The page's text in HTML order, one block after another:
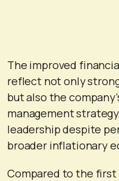
The improved
reflect not only
but also the
management
leadership despite
broader inflationary
Compared to the first